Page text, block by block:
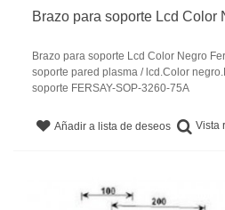
Brazo para soporte Lcd Color
Brazo para soporte Lcd Color Negro
soporte pared plasma / lcd.Color
soporte FERSAY-SOP-3260-75A
Añadir a lista de deseos Vista